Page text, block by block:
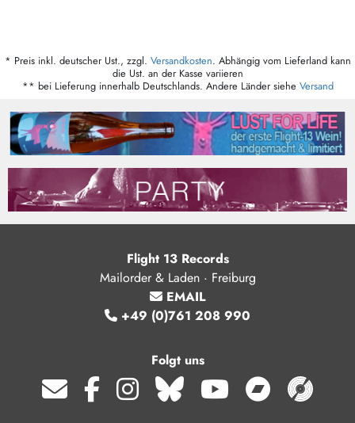
* Preis inkl. deutscher Ust., zzgl. Versandkosten. Abhängig vom Lieferland kann
die Ust. an der Kasse variieren
** bei Lieferung innerhalb Deutschlands. Andere Länder siehe Versand
Flight 13 Records
Mailorder & Laden · Freiburg
EMAIL
+49 (0)761 208 990
Folgt uns